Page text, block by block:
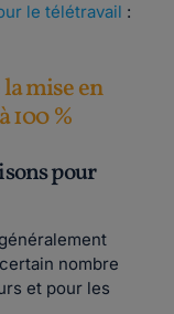
le télétravail :
mise en
100 %
pour
nombre
et pour les